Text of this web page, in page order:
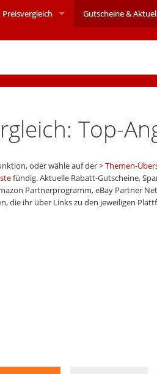
Top-
oder wähle auf der Themen-
fündig. Aktuelle Rabatt-Gutscheine,
Partnerprogramm, eBay Partner
die ihr über Links zu den jeweiligen
Preisvergleich Gutscheine &